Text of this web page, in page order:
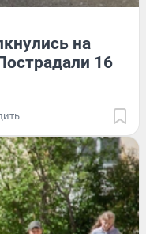
на
16